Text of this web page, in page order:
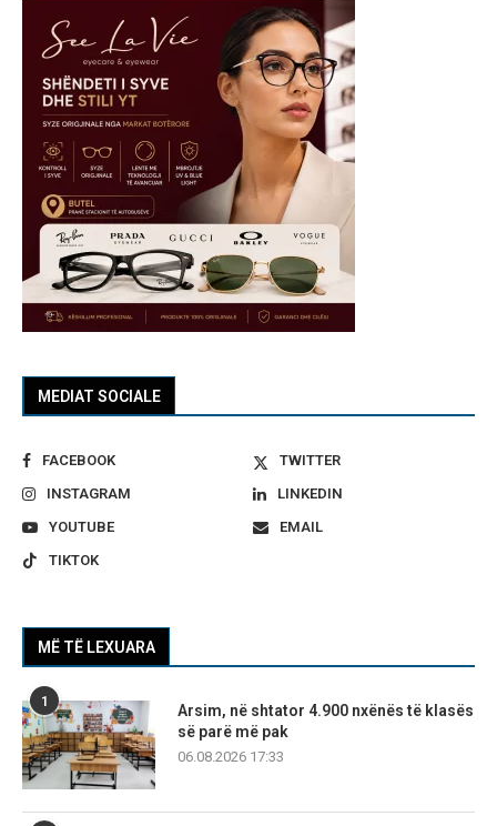
MEDIAT SOCIALE
FACEBOOK
TWITTER
INSTAGRAM
LINKEDIN
YOUTUBE
EMAIL
TIKTOK
MË TË LEXUARA
1
Arsim, në shtator 4.900 nxënës të klasës
së parë më pak
06.08.2026 17:33